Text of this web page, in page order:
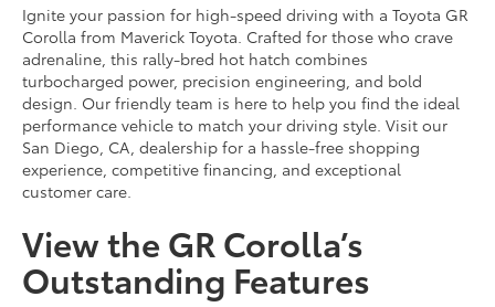
Ignite your passion for high-speed driving with a Toyota GR
Corolla from Maverick Toyota. Crafted for those who crave
adrenaline, this rally-bred hot hatch combines
turbocharged power, precision engineering, and bold
design. Our friendly team is here to help you find the ideal
performance vehicle to match your driving style. Visit our
San Diego, CA, dealership for a hassle-free shopping
experience, competitive financing, and exceptional
customer care.
View the GR Corolla’s
Outstanding Features